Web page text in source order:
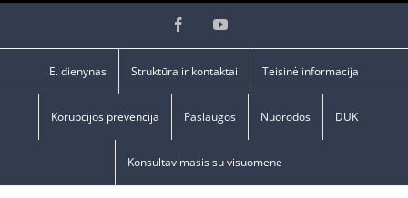
FacebookYouTube
E. dienynas Struktūra ir kontaktai Teisinė informacija
Korupcijos prevencija Paslaugos Nuorodos DUK
Konsultavimasis su visuomene